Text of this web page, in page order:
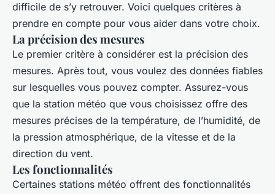
difficile de s’y retrouver. Voici quelques critères à
prendre en compte pour vous aider dans votre choix.
La précision des mesures
Le premier critère à considérer est la précision des
mesures. Après tout, vous voulez des données fiables
sur lesquelles vous pouvez compter. Assurez-vous
que la station météo que vous choisissez offre des
mesures précises de la température, de l’humidité, de
la pression atmosphérique, de la vitesse et de la
direction du vent.
Les fonctionnalités
Certaines stations météo offrent des fonctionnalités